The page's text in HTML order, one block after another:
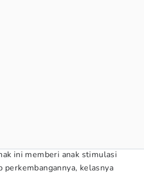
ini memberi anak stimulasi
perkembangannya, kelasnya